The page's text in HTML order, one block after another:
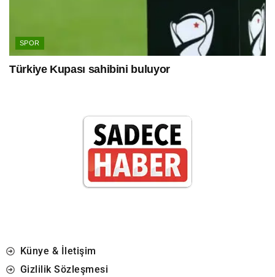
SPOR
Türkiye Kupası sahibini buluyor
Künye & İletişim
Gizlilik Sözleşmesi